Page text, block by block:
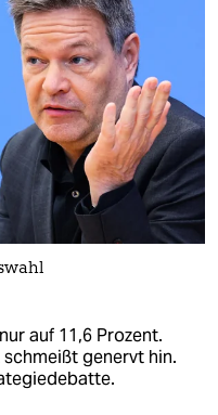
auf 11,6 Prozent.
genervt hin.